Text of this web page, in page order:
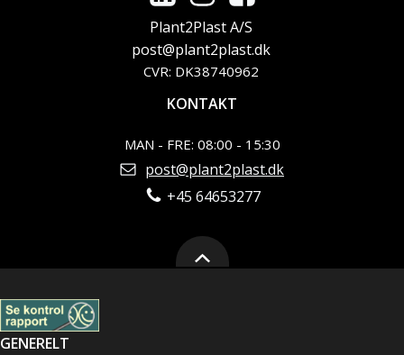
Plant2Plast A/S
post@plant2plast.dk
CVR: DK38740962
KONTAKT
MAN - FRE: 08:00 - 15:30
post@plant2plast.dk
+45 64653277
GENERELT